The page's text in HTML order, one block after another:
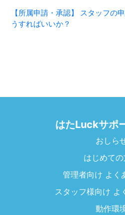
【所属申請・承認】 スタッフの
うすればいいか？
はたLuckサポ
おしら
はじめて
管理者向け よく
スタッフ様向け よ
動作環